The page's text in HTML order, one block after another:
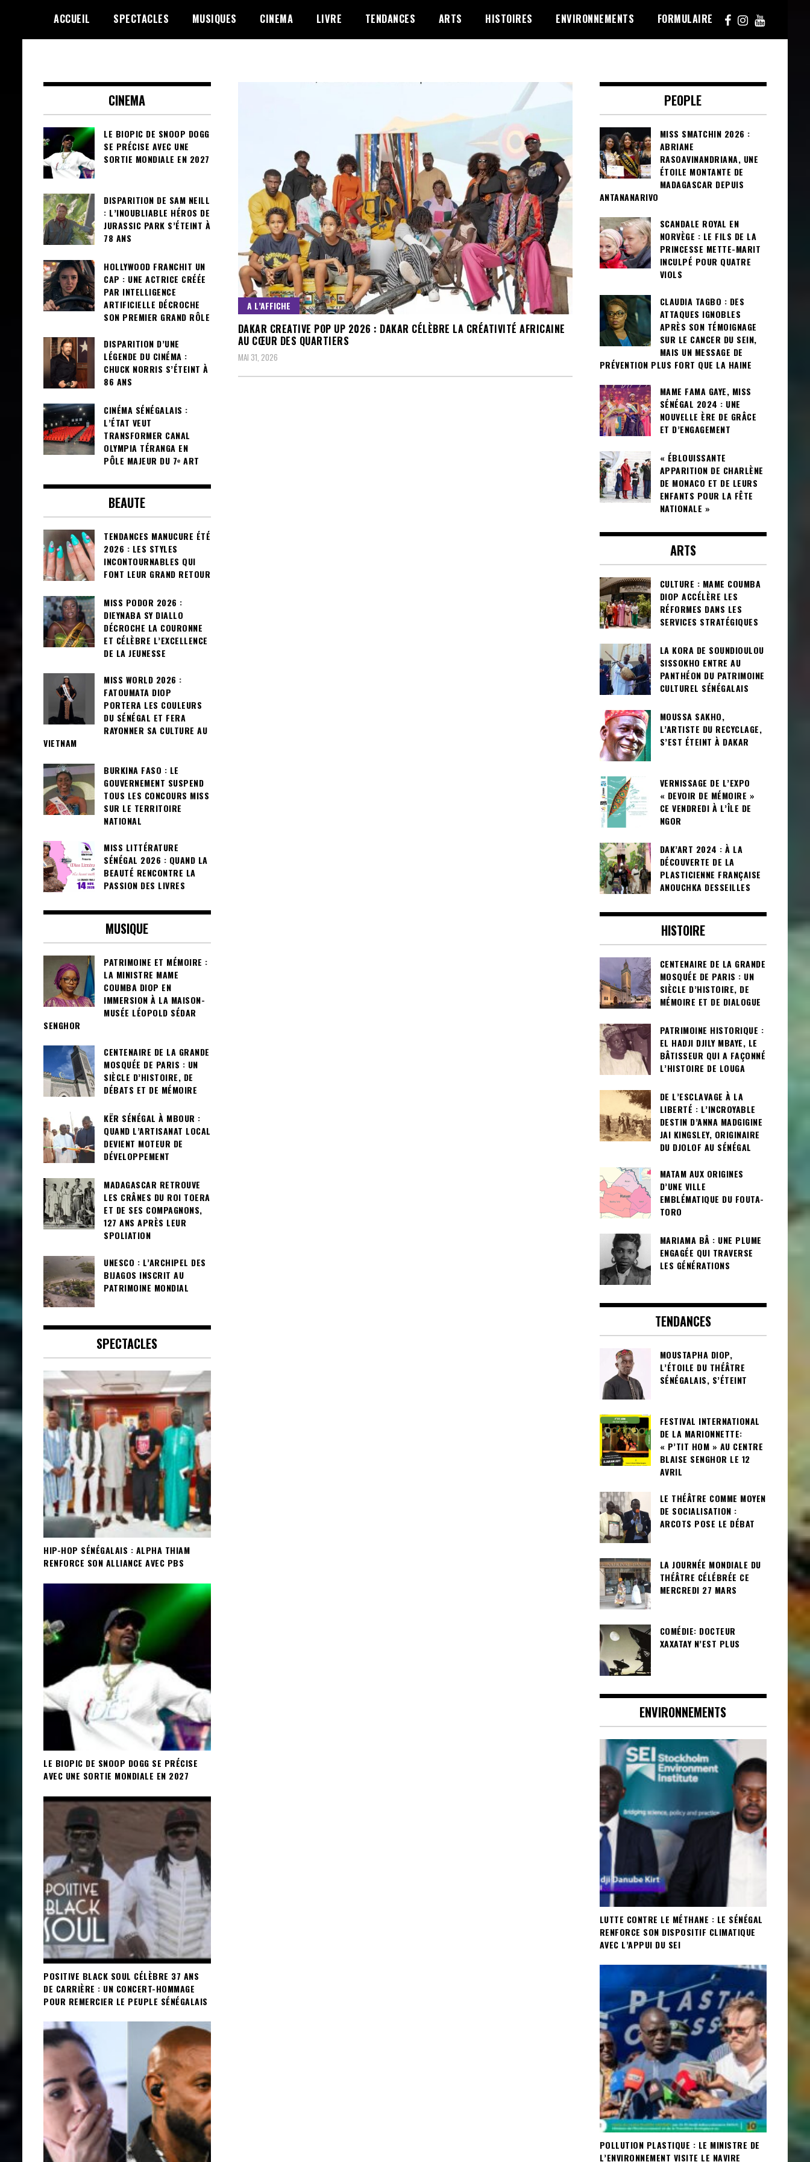
content
ACCUEIL SPECTACLES MUSIQUES CINEMA LIVRE TENDANCES ARTS HISTOIRES ENVIRONNEMENTS FORMULAIRE
sunuculture
A L’AFFICHE
DAKAR CREATIVE POP UP 2026 : DAKAR CÉLÈBRE LA CRÉATIVITÉ AFRICAINE
AU CŒUR DES QUARTIERS
MAI 31, 2026
CINEMA
LE BIOPIC DE SNOOP DOGG
SE PRÉCISE AVEC UNE
SORTIE MONDIALE EN 2027
DISPARITION DE SAM NEILL
: L’INOUBLIABLE HÉROS DE
JURASSIC PARK S’ÉTEINT À
78 ANS
HOLLYWOOD FRANCHIT UN
CAP : UNE ACTRICE CRÉÉE
PAR INTELLIGENCE
ARTIFICIELLE DÉCROCHE
SON PREMIER GRAND RÔLE
DISPARITION D’UNE
LÉGENDE DU CINÉMA :
CHUCK NORRIS S’ÉTEINT À
86 ANS
CINÉMA SÉNÉGALAIS :
L’ÉTAT VEUT
TRANSFORMER CANAL
OLYMPIA TÉRANGA EN
PÔLE MAJEUR DU 7ᵉ ART
BEAUTE
TENDANCES MANUCURE ÉTÉ
2026 : LES STYLES
INCONTOURNABLES QUI
FONT LEUR GRAND RETOUR
MISS PODOR 2026 :
DIEYNABA SY DIALLO
DÉCROCHE LA COURONNE
ET CÉLÈBRE L’EXCELLENCE
DE LA JEUNESSE
MISS WORLD 2026 :
FATOUMATA DIOP
PORTERA LES COULEURS
DU SÉNÉGAL ET FERA
RAYONNER SA CULTURE AU
VIETNAM
BURKINA FASO : LE
GOUVERNEMENT SUSPEND
TOUS LES CONCOURS MISS
SUR LE TERRITOIRE
NATIONAL
MISS LITTÉRATURE
SÉNÉGAL 2026 : QUAND LA
BEAUTÉ RENCONTRE LA
PASSION DES LIVRES
MUSIQUE
PATRIMOINE ET MÉMOIRE :
LA MINISTRE MAME
COUMBA DIOP EN
IMMERSION À LA MAISON-
MUSÉE LÉOPOLD SÉDAR
SENGHOR
CENTENAIRE DE LA GRANDE
MOSQUÉE DE PARIS : UN
SIÈCLE D’HISTOIRE, DE
DÉBATS ET DE MÉMOIRE
KËR SÉNÉGAL À MBOUR :
QUAND L’ARTISANAT LOCAL
DEVIENT MOTEUR DE
DÉVELOPPEMENT
MADAGASCAR RETROUVE
LES CRÂNES DU ROI TOERA
ET DE SES COMPAGNONS,
127 ANS APRÈS LEUR
SPOLIATION
UNESCO : L’ARCHIPEL DES
BIJAGOS INSCRIT AU
PATRIMOINE MONDIAL
SPECTACLES
HIP-HOP SÉNÉGALAIS : ALPHA THIAM
RENFORCE SON ALLIANCE AVEC PBS
LE BIOPIC DE SNOOP DOGG SE PRÉCISE
AVEC UNE SORTIE MONDIALE EN 2027
POSITIVE BLACK SOUL CÉLÈBRE 37 ANS
DE CARRIÈRE : UN CONCERT-HOMMAGE
POUR REMERCIER LE PEUPLE SÉNÉGALAIS
PEOPLE
MISS SMATCHIN 2026 :
ABRIANE
RASOAVINANDRIANA, UNE
ÉTOILE MONTANTE DE
MADAGASCAR DEPUIS
ANTANANARIVO
SCANDALE ROYAL EN
NORVÈGE : LE FILS DE LA
PRINCESSE METTE-MARIT
INCULPÉ POUR QUATRE
VIOLS
CLAUDIA TAGBO : DES
ATTAQUES IGNOBLES
APRÈS SON TÉMOIGNAGE
SUR LE CANCER DU SEIN,
MAIS UN MESSAGE DE
PRÉVENTION PLUS FORT QUE LA HAINE
MAME FAMA GAYE, MISS
SÉNÉGAL 2024 : UNE
NOUVELLE ÈRE DE GRÂCE
ET D’ENGAGEMENT
« ÉBLOUISSANTE
APPARITION DE CHARLÈNE
DE MONACO ET DE LEURS
ENFANTS POUR LA FÊTE
NATIONALE »
ARTS
CULTURE : MAME COUMBA
DIOP ACCÉLÈRE LES
RÉFORMES DANS LES
SERVICES STRATÉGIQUES
LA KORA DE SOUNDIOULOU
SISSOKHO ENTRE AU
PANTHÉON DU PATRIMOINE
CULTUREL SÉNÉGALAIS
MOUSSA SAKHO,
L’ARTISTE DU RECYCLAGE,
S’EST ÉTEINT À DAKAR
VERNISSAGE DE L’EXPO
« DEVOIR DE MÉMOIRE »
CE VENDREDI À L’ÎLE DE
NGOR
DAK’ART 2024 : À LA
DÉCOUVERTE DE LA
PLASTICIENNE FRANÇAISE
ANOUCHKA DESSEILLES
HISTOIRE
CENTENAIRE DE LA GRANDE
MOSQUÉE DE PARIS : UN
SIÈCLE D’HISTOIRE, DE
MÉMOIRE ET DE DIALOGUE
PATRIMOINE HISTORIQUE :
EL HADJI DJILY MBAYE, LE
BÂTISSEUR QUI A FAÇONNÉ
L’HISTOIRE DE LOUGA
DE L’ESCLAVAGE À LA
LIBERTÉ : L’INCROYABLE
DESTIN D’ANNA MADGIGINE
JAI KINGSLEY, ORIGINAIRE
DU DJOLOF AU SÉNÉGAL
MATAM AUX ORIGINES
D’UNE VILLE
EMBLÉMATIQUE DU FOUTA-
TORO
MARIAMA BÂ : UNE PLUME
ENGAGÉE QUI TRAVERSE
LES GÉNÉRATIONS
TENDANCES
MOUSTAPHA DIOP,
L’ÉTOILE DU THÉÂTRE
SÉNÉGALAIS, S’ÉTEINT
FESTIVAL INTERNATIONAL
DE LA MARIONNETTE:
« P’TIT HOM » AU CENTRE
BLAISE SENGHOR LE 12
AVRIL
LE THÉÂTRE COMME MOYEN
DE SOCIALISATION :
ARCOTS POSE LE DÉBAT
LA JOURNÉE MONDIALE DU
THÉÂTRE CÉLÉBRÉE CE
MERCREDI 27 MARS
COMÉDIE: DOCTEUR
XAXATAY N’EST PLUS
ENVIRONNEMENTS
LUTTE CONTRE LE MÉTHANE : LE SÉNÉGAL
RENFORCE SON DISPOSITIF CLIMATIQUE
AVEC L’APPUI DU SEI
POLLUTION PLASTIQUE : LE MINISTRE DE
L’ENVIRONNEMENT VISITE LE NAVIRE